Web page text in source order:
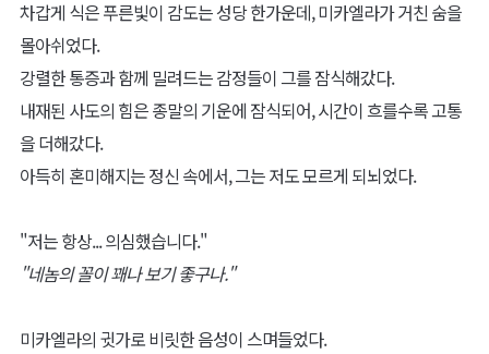
차갑게 식은 푸른빛이 감도는 성당 한가운데, 미카엘라가 거친 숨을
몰아쉬었다.
강렬한 통증과 함께 밀려드는 감정들이 그를 잠식해갔다.
내재된 사도의 힘은 종말의 기운에 잠식되어, 시간이 흐를수록 고통
을 더해갔다.
아득히 혼미해지는 정신 속에서, 그는 저도 모르게 되뇌었다.
"저는 항상... 의심했습니다."
"네놈의 꼴이 꽤나 보기 좋구나."
미카엘라의 귓가로 비릿한 음성이 스며들었다.